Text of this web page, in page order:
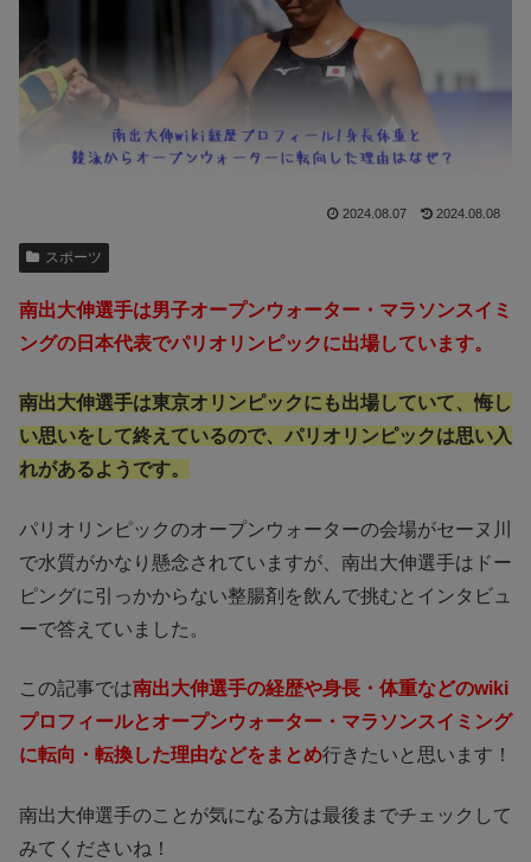
2024.08.07 2024.08.08
スポーツ
南出大伸選手は男子オープンウォーター・マラソンスイミ
ングの日本代表でパリオリンピックに出場しています。
南出大伸選手は東京オリンピックにも出場していて、悔し
い思いをして終えているので、パリオリンピックは思い入
れがあるようです。
パリオリンピックのオープンウォーターの会場がセーヌ川
で水質がかなり懸念されていますが、南出大伸選手はドー
ピングに引っかからない整腸剤を飲んで挑むとインタビュ
ーで答えていました。
この記事では南出大伸選手の経歴や身長・体重などのwiki
プロフィールとオープンウォーター・マラソンスイミング
に転向・転換した理由などをまとめ行きたいと思います！
南出大伸選手のことが気になる方は最後までチェックして
みてくださいね！